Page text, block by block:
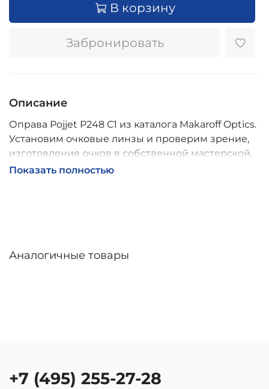
В корзину
Забронировать
Описание
Оправа Pojjet P248 C1 из каталога Makaroff Optics.
Установим очковые линзы и проверим зрение,
изготовление очков в собственной мастерской,
обычно 2–5 дней, индивидуальные линзы – до 30
Показать полностью
Аналогичные товары
+7 (495) 255-27-28